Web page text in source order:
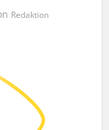
Redaktion